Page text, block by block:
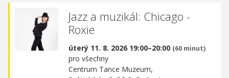
Jazz a muzikál: Chicago -
Roxie
úterý 11. 8. 2026 19:00–20:00 (60 minut)
pro všechny
Centrum Tance Muzeum,